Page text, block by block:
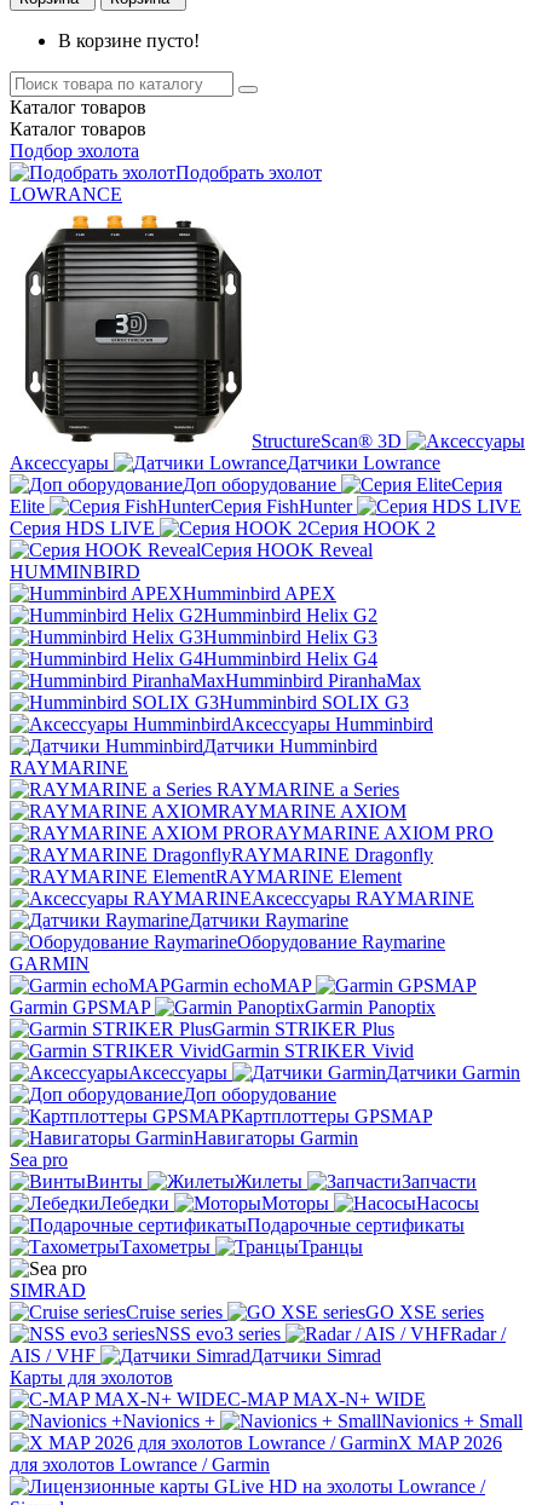
В корзине пусто!
Каталог товаров
Каталог товаров
Подбор эхолота
Подобрать эхолот
LOWRANCE
StructureScan® 3D
Аксессуары
Датчики Lowrance
Доп оборудование
Серия
Elite
Серия FishHunter
Серия HDS LIVE
Серия HOOK 2
Серия HOOK Reveal
HUMMINBIRD
Humminbird APEX
Humminbird Helix G2
Humminbird Helix G3
Humminbird Helix G4
Humminbird PiranhaMax
Humminbird SOLIX G3
Аксессуары Humminbird
Датчики Humminbird
RAYMARINE
RAYMARINE a Series
RAYMARINE AXIOM
RAYMARINE AXIOM PRO
RAYMARINE Dragonfly
RAYMARINE Element
Аксессуары RAYMARINE
Датчики Raymarine
Оборудование Raymarine
GARMIN
Garmin echoMAP
Garmin GPSMAP
Garmin Panoptix
Garmin STRIKER Plus
Garmin STRIKER Vivid
Аксессуары
Датчики Garmin
Доп оборудование
Картплоттеры GPSMAP
Навигаторы Garmin
Sea pro
Винты
Жилеты
Запчасти
Лебедки
Моторы
Насосы
Подарочные сертификаты
Тахометры
Транцы
SIMRAD
Cruise series
GO XSE series
NSS evo3 series
Radar /
AIS / VHF
Датчики Simrad
Карты для эхолотов
C-MAP MAX-N+ WIDE
Navionics +
Navionics + Small
X MAP 2026
для эхолотов Lowrance / Garmin